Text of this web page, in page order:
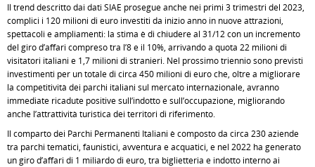
Il trend descritto dai dati SIAE prosegue anche nei primi 3 trimestri del 2023,
complici i 120 milioni di euro investiti da inizio anno in nuove attrazioni,
spettacoli e ampliamenti: la stima è di chiudere al 31/12 con un incremento
del giro d’affari compreso tra l’8 e il 10%, arrivando a quota 22 milioni di
visitatori italiani e 1,7 milioni di stranieri. Nel prossimo triennio sono previsti
investimenti per un totale di circa 450 milioni di euro che, oltre a migliorare
la competitività dei parchi italiani sul mercato internazionale, avranno
immediate ricadute positive sull’indotto e sull’occupazione, migliorando
anche l’attrattività turistica dei territori di riferimento.
Il comparto dei Parchi Permanenti Italiani è composto da circa 230 aziende
tra parchi tematici, faunistici, avventura e acquatici, e nel 2022 ha generato
un giro d’affari di 1 miliardo di euro, tra biglietteria e indotto interno ai